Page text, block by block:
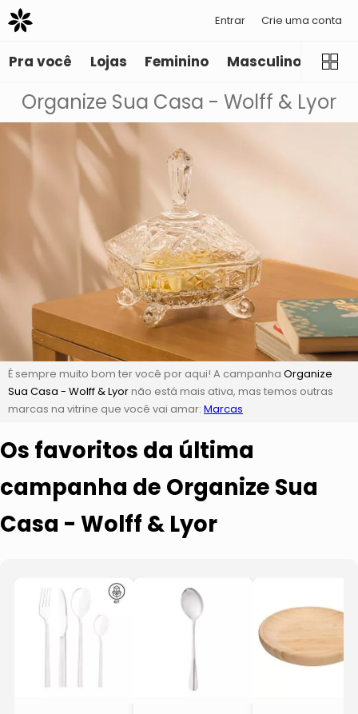
Entrar Crie uma conta
Pra você Lojas Feminino Masculino
Organize Sua Casa - Wolff & Lyor
É sempre muito bom ter você por aqui! A campanha Organize
Sua Casa - Wolff & Lyornão está mais ativa, mas temos outras
marcas na vitrine que você vai amar: Marcas
Os favoritos da última
campanha de Organize Sua
Casa - Wolff & Lyor